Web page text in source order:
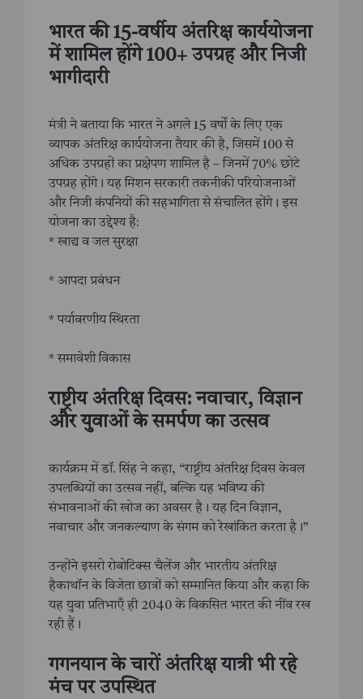
भारत की 15-वर्षीय अंतरिक्ष कार्ययोजना
में शामिल होंगे 100+ उपग्रह और निजी
भागीदारी
मंत्री ने बताया कि भारत ने अगले 15 वर्षों के लिए एक
व्यापक अंतरिक्ष कार्ययोजना तैयार की है, जिसमें 100 से
अधिक उपग्रहों का प्रक्षेपण शामिल है – जिनमें 70% छोटे
उपग्रह होंगे। यह मिशन सरकारी तकनीकी परियोजनाओं
और निजी कंपनियों की सहभागिता से संचालित होंगे। इस
योजना का उद्देश्य है:
* खाद्य व जल सुरक्षा
* आपदा प्रबंधन
* पर्यावरणीय स्थिरता
* समावेशी विकास
राष्ट्रीय अंतरिक्ष दिवस: नवाचार, विज्ञान
और युवाओं के समर्पण का उत्सव
कार्यक्रम में डॉ. सिंह ने कहा, “राष्ट्रीय अंतरिक्ष दिवस केवल
उपलब्धियों का उत्सव नहीं, बल्कि यह भविष्य की
संभावनाओं की खोज का अवसर है। यह दिन विज्ञान,
नवाचार और जनकल्याण के संगम को रेखांकित करता है।”
उन्होंने इसरो रोबोटिक्स चैलेंज और भारतीय अंतरिक्ष
हैकाथॉन के विजेता छात्रों को सम्मानित किया और कहा कि
यह युवा प्रतिभाएँ ही 2040 के विकसित भारत की नींव रख
रही हैं।
गगनयान के चारों अंतरिक्ष यात्री भी रहे
मंच पर उपस्थित